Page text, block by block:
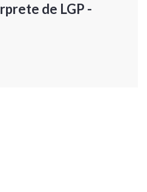
de LGP -